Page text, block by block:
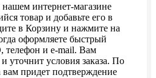
интернет-магазине
товар и добавьте его в
в Корзину и нажмите на
оформляете быстрый
телефон и e-mail. Вам
уточнит условия заказа. По
вам придет подтверждение